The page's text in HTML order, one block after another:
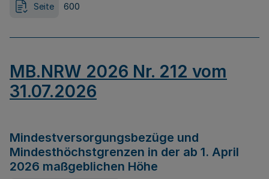
Seite 600
MB.NRW 2026 Nr. 212 vom
31.07.2026
Mindestversorgungsbezüge und
Mindesthöchstgrenzen in der ab 1. April
2026 maßgeblichen Höhe